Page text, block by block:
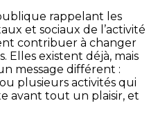
rappelant les
et sociaux de l’activité
contribuer à changer
Elles existent déjà, mais
message différent :
plusieurs activités qui
avant tout un plaisir, et